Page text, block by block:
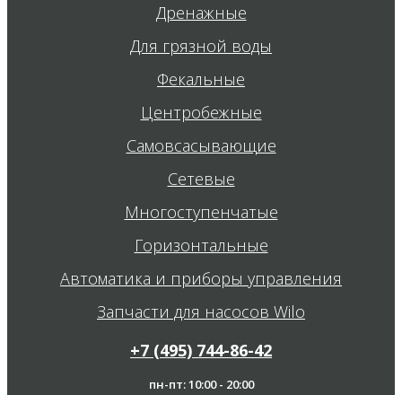
Дренажные
Для грязной воды
Фекальные
Центробежные
Самовсасывающие
Сетевые
Многоступенчатые
Горизонтальные
Автоматика и приборы управления
Запчасти для насосов Wilo
+7 (495) 744-86-42
пн-пт: 10:00 - 20:00